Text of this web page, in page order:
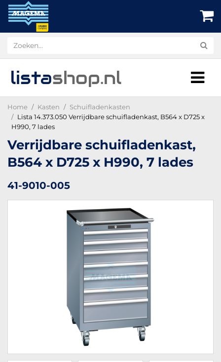
listashop.nl
Home Kasten
Schuifladenkasten
Lista 14.373.050 Verrijdbare schuifladenkast, B564 x D725 x
H990, 7 lades
Verrijdbare schuifladenkast,
B564 x D725 x H990, 7 lades
41-9010-005